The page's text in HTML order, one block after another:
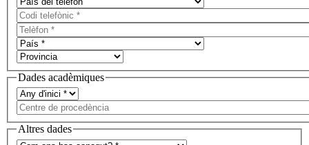
Dades acadèmiques
Altres dades